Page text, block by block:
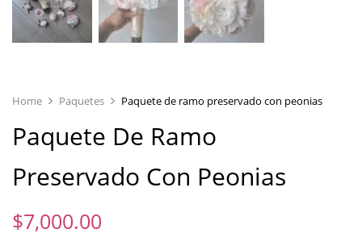
Home Paquetes Paquete de ramo preservado con peonias
Paquete De Ramo
Preservado Con Peonias
$7,000.00